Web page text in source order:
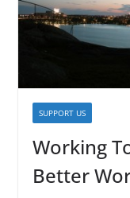
SUPPORT US
Working
Better